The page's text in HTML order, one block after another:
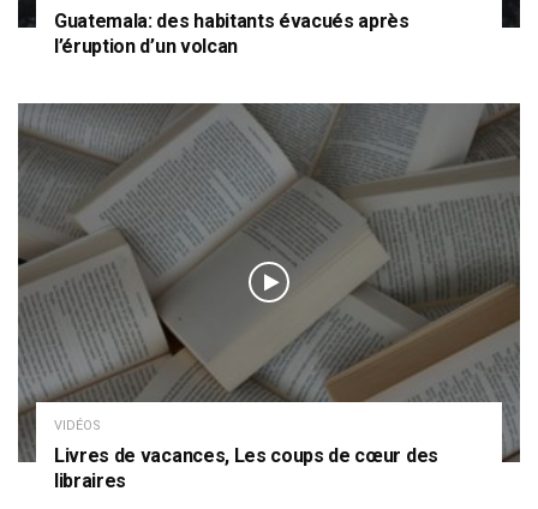
Guatemala: des habitants évacués après
l’éruption d’un volcan
VIDÉOS
Livres de vacances, Les coups de cœur des
libraires